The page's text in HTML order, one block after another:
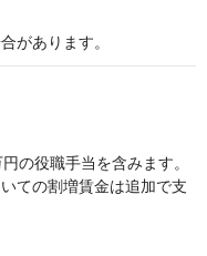
があります。
の役職手当を含みます。
ての割増賃金は追加で支